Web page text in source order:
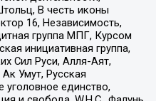
В честь иконы
16, Независимость,
группа МПГ, Курсом
инициативная группа,
Сил Руси, Алля-Аят,
Умут, Русская
уголовное единство,